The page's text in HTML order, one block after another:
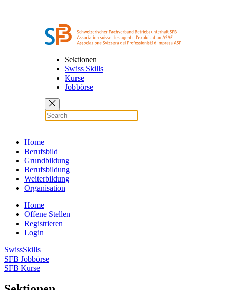
Sektionen
Swiss Skills
Kurse
Jobbörse
Home
Berufsbild
Grundbildung
Berufsbildung
Weiterbildung
Organisation
Home
Offene Stellen
Registrieren
Login
SwissSkills
SFB Jobbörse
SFB Kurse